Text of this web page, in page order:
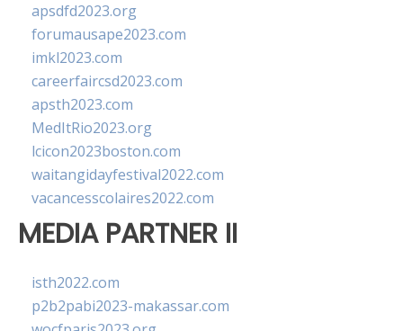
apsdfd2023.org
forumausape2023.com
imkl2023.com
careerfaircsd2023.com
apsth2023.com
MedItRio2023.org
lcicon2023boston.com
waitangidayfestival2022.com
vacancesscolaires2022.com
MEDIA PARTNER II
isth2022.com
p2b2pabi2023-makassar.com